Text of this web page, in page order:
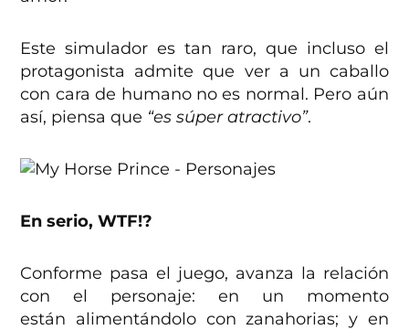
Este simulador es tan raro, que incluso el
protagonista admite que ver a un caballo
con cara de humano no es normal. Pero aún
así, piensa que “es súper atractivo”.
En serio, WTF!?
Conforme pasa el juego, avanza la relación
con el personaje: en un momento
están alimentándolo con zanahorias; y en